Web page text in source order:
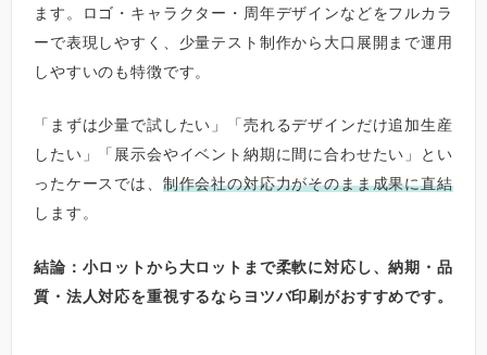
ます。ロゴ・キャラクター・周年デザインなどをフルカラ
ーで表現しやすく、少量テスト制作から大口展開まで運用
しやすいのも特徴です。
「まずは少量で試したい」「売れるデザインだけ追加生産
したい」「展示会やイベント納期に間に合わせたい」とい
ったケースでは、 制作会社の対応力がそのまま成果に直結
します。
結論：小ロットから大ロットまで柔軟に対応し、納期・品
質・法人対応を重視するならヨツバ印刷がおすすめです。